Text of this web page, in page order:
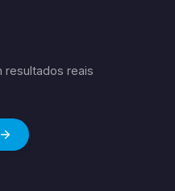
resultados reais